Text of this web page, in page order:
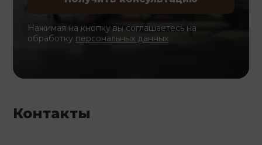
Нажимая на кнопку вы соглашаетесь на
обработку персональных данных
Контакты